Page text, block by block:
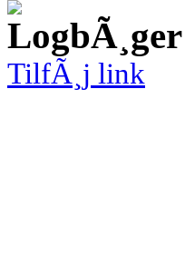
TilfÃ¸j link